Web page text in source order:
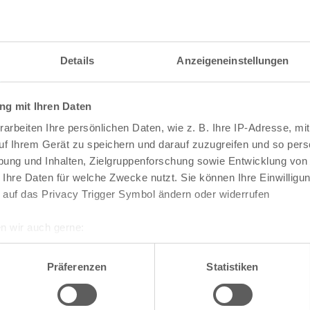
Details Anzeigeneinstellungen
mit Ihren Daten
Ihre persönlichen Daten, wie z. B. Ihre IP-Adresse,
Ihrem Gerät zu speichern und darauf zuzugreifen und so
und Inhalten, Zielgruppenforschung sowie Entwicklung
Daten für welche Zwecke nutzt. Sie können Ihre
das Privacy Trigger Symbol ändern oder widerrufen
geografische Lage erfassen, welche bis auf einige Meter
Scannen nach bestimmten Merkmalen (Fingerprinting)
Ihre persönlichen Daten verarbeitet werden, und legen Sie
Präferenzen Statistiken
Darstellung des RVR-Kartenwerks
mit vielen weiteren Details wie z.B.